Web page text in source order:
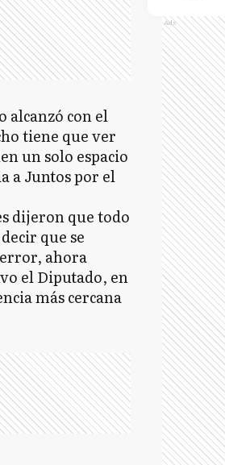
alcanzó con el
tiene que ver
un solo espacio
a Juntos por el
dijeron que todo
que se
ahora
el Diputado, en
más cercana
Ads